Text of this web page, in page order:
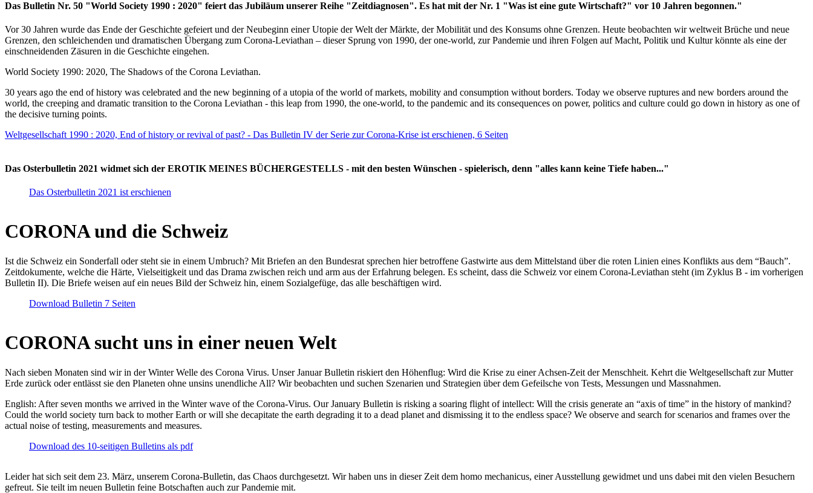
Das Bulletin Nr. 50 "World Society 1990 : 2020" feiert das Jubiläum unserer Reihe "Zeitdiagnosen". Es hat mit der Nr. 1 "Was ist eine gute Wirtschaft?" vor 10 Jahren begonnen."
Vor 30 Jahren wurde das Ende der Geschichte gefeiert und der Neubeginn einer Utopie der Welt der Märkte, der Mobilität und des Konsums ohne Grenzen. Heute beobachten wir weltweit Brüche und neue
Grenzen, den schleichenden und dramatischen Übergang zum Corona-Leviathan – dieser Sprung von 1990, der one-world, zur Pandemie und ihren Folgen auf Macht, Politik und Kultur könnte als eine der
einschneidenden Zäsuren in die Geschichte eingehen.
World Society 1990: 2020, The Shadows of the Corona Leviathan.
30 years ago the end of history was celebrated and the new beginning of a utopia of the world of markets, mobility and consumption without borders. Today we observe ruptures and new borders around the
world, the creeping and dramatic transition to the Corona Leviathan - this leap from 1990, the one-world, to the pandemic and its consequences on power, politics and culture could go down in history as one of
the decisive turning points.
Weltgesellschaft 1990 : 2020, End of history or revival of past? - Das Bulletin IV der Serie zur Corona-Krise ist erschienen, 6 Seiten
Das Osterbulletin 2021 widmet sich der EROTIK MEINES BÜCHERGESTELLS - mit den besten Wünschen - spielerisch, denn "alles kann keine Tiefe haben..."
Das Osterbulletin 2021 ist erschienen
CORONA und die Schweiz
Ist die Schweiz ein Sonderfall oder steht sie in einem Umbruch? Mit Briefen an den Bundesrat sprechen hier betroffene Gastwirte aus dem Mittelstand über die roten Linien eines Konflikts aus dem “Bauch”.
Zeitdokumente, welche die Härte, Vielseitigkeit und das Drama zwischen reich und arm aus der Erfahrung belegen. Es scheint, dass die Schweiz vor einem Corona-Leviathan steht (im Zyklus B - im vorherigen
Bulletin II). Die Briefe weisen auf ein neues Bild der Schweiz hin, einem Sozialgefüge, das alle beschäftigen wird.
Download Bulletin 7 Seiten
CORONA sucht uns in einer neuen Welt
Nach sieben Monaten sind wir in der Winter Welle des Corona Virus. Unser Januar Bulletin riskiert den Höhenflug: Wird die Krise zu einer Achsen-Zeit der Menschheit. Kehrt die Weltgesellschaft zur Mutter
Erde zurück oder entlässt sie den Planeten ohne unsins unendliche All? Wir beobachten und suchen Szenarien und Strategien über dem Gefeilsche von Tests, Messungen und Massnahmen.
English: After seven months we arrived in the Winter wave of the Corona-Virus. Our January Bulletin is risking a soaring flight of intellect: Will the crisis generate an “axis of time” in the history of mankind?
Could the world society turn back to mother Earth or will she decapitate the earth degrading it to a dead planet and dismissing it to the endless space? We observe and search for scenarios and frames over the
actual noise of testing, measurements and measures.
Download des 10-seitigen Bulletins als pdf
Leider hat sich seit dem 23. März, unserem Corona-Bulletin, das Chaos durchgesetzt. Wir haben uns in dieser Zeit dem homo mechanicus, einer Ausstellung gewidmet und uns dabei mit den vielen Besuchern
gefreut. Sie teilt im neuen Bulletin feine Botschaften auch zur Pandemie mit.